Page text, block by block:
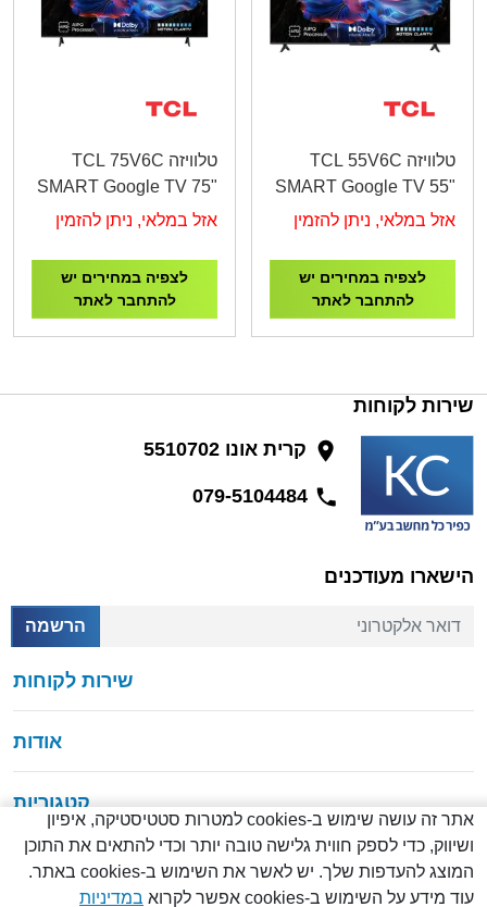
טלוויזה TCL 55V6C
SMART Google TV 55"
4K UHD
אזל במלאי, ניתן להזמין
לצפיה במחירים יש
להתחבר לאתר
טלוויזה TCL 75V6C
SMART Google TV 75"
4K UHD
אזל במלאי, ניתן להזמין
לצפיה במחירים יש
להתחבר לאתר
שירות לקוחות
קרית אונו 5510702
הישארו מעודכנים
דואר אלקטרוני הרשמה
שירות לקוחות
אודות
קטגוריות
אתר זה עושה שימוש ב-cookies למטרות סטטיסטיקה, איפיון
ושיווק, כדי לספק חווית גלישה טובה יותר וכדי להתאים את התוכן
המוצג להעדפות שלך. יש לאשר את השימוש ב-cookies באתר.
עוד מידע על השימוש ב-cookies אפשר לקרוא
במדיניות